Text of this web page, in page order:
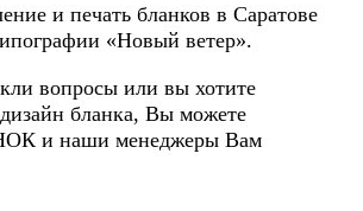
и печать бланков в Саратове
«Новый ветер».
вопросы или вы хотите
бланка, Вы можете
и наши менеджеры Вам